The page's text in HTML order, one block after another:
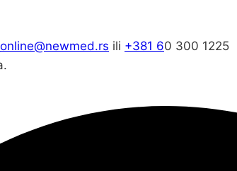
online@newmed.rs ili +381 60 300 1225